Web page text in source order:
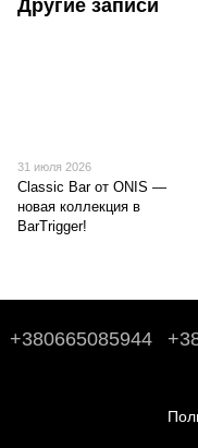
Другие записи
31 июля 2026
Classic Bar от ONIS —
новая коллекция в
BarTrigger!
+380665085944